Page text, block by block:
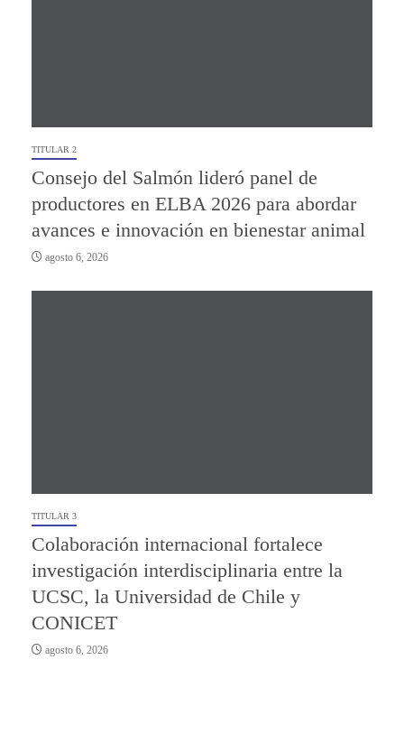
TITULAR 2
Consejo del Salmón lideró panel de
productores en ELBA 2026 para abordar
avances e innovación en bienestar animal
agosto 6, 2026
TITULAR 3
Colaboración internacional fortalece
investigación interdisciplinaria entre la
UCSC, la Universidad de Chile y
CONICET
agosto 6, 2026